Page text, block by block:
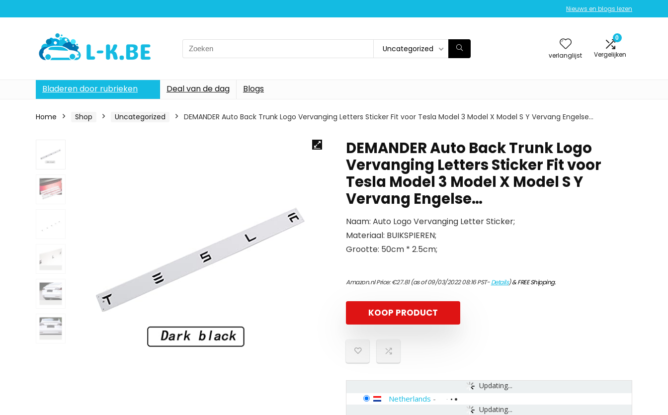
Nieuws en blogs lezen
Search
for:
Uncategorized
verlanglijst
0
Vergelijken
Bladeren door rubrieken Deal van de dag Blogs
Home Shop Uncategorized DEMANDER Auto Back Trunk Logo Vervanging Letters Sticker Fit voor Tesla Model 3 Model X Model S Y Vervang Engelse…
DEMANDER Auto Back Trunk Logo
Vervanging Letters Sticker Fit voor
Tesla Model 3 Model X Model S Y
Vervang Engelse…
Naam: Auto Logo Vervanging Letter Sticker;
Materiaal: BUIKSPIEREN;
Grootte: 50cm * 2.5cm;
Amazon.nl Price:€27.81(as of 09/03/2022 08:16 PST-Details)&FREE Shipping.
KOOP PRODUCT
Updating...
Updating...
Netherlands -